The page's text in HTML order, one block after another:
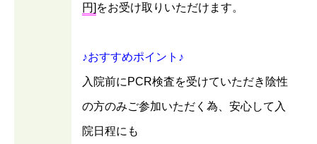
円] をお受け取りいただけます。
♪おすすめポイント♪
入院前にPCR検査を受けていただき陰性
の方のみご参加いただく為、安心して入
院日程にも